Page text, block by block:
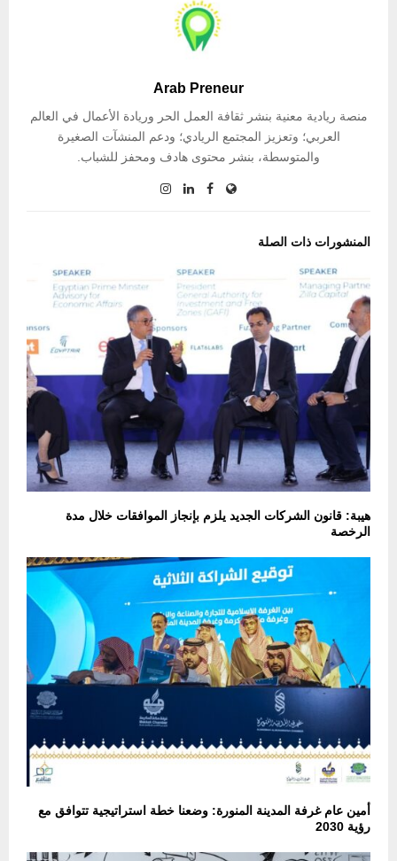
Arab Preneur
منصة ريادية معنية بنشر ثقافة العمل الحر وريادة الأعمال في العالم
العربي؛ وتعزيز المجتمع الريادي؛ ودعم المنشآت الصغيرة
والمتوسطة، بنشر محتوى هادف ومحفز للشباب.
المنشورات ذات الصلة
هيبة: قانون الشركات الجديد يلزم بإنجاز الموافقات خلال مدة
الرخصة
أمين عام غرفة المدينة المنورة: وضعنا خطة استراتيجية تتوافق مع
رؤية 2030